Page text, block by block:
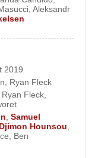
son
biri olduğunu
hayranı olan
karakterinin
getirilirse
Ozymandias
getirdi. Daha
Aleksandr
2019
Ryan Fleck
Ryan Fleck
Samuel
Djimon Hounsou
Ben